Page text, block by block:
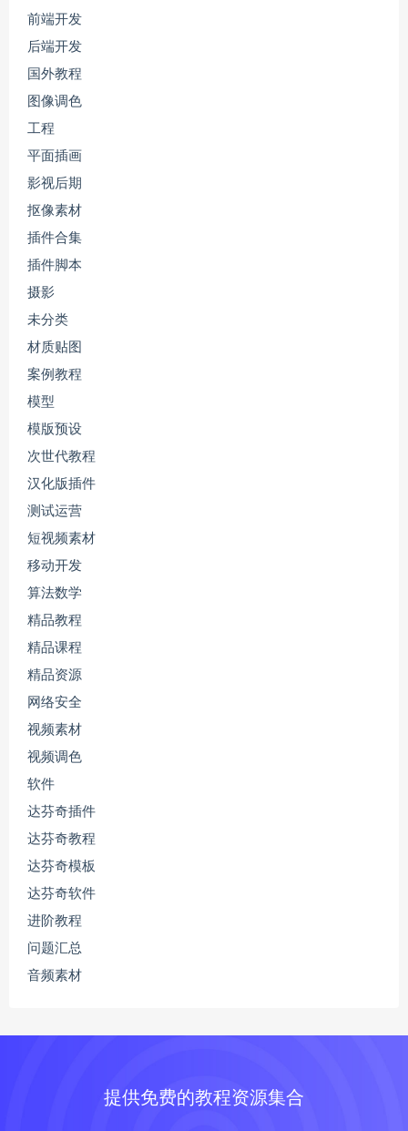
前端开发
后端开发
国外教程
图像调色
工程
平面插画
影视后期
抠像素材
插件合集
插件脚本
摄影
未分类
材质贴图
案例教程
模型
模版预设
次世代教程
汉化版插件
测试运营
短视频素材
移动开发
算法数学
精品教程
精品课程
精品资源
网络安全
视频素材
视频调色
软件
达芬奇插件
达芬奇教程
达芬奇模板
达芬奇软件
进阶教程
问题汇总
音频素材
提供免费的教程资源集合